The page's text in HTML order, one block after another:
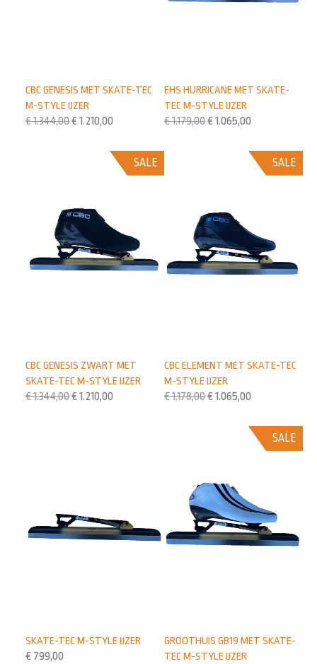
EHS HURRICANE MET SKATE-
TEC M-STYLE IJZER
€1.179,00€ 1.065,00
CBC GENESIS MET SKATE-TEC
M-STYLE IJZER
€1.344,00€ 1.210,00
SALE
CBC ELEMENT MET SKATE-TEC
M-STYLE IJZER
€1.178,00€ 1.065,00
SALE
CBC GENESIS ZWART MET
SKATE-TEC M-STYLE IJZER
€1.344,00€ 1.210,00
SALE
GROOTHUIS GB19 MET SKATE-
TEC M-STYLE IJZER
SKATE-TEC M-STYLE IJZER
€ 799,00